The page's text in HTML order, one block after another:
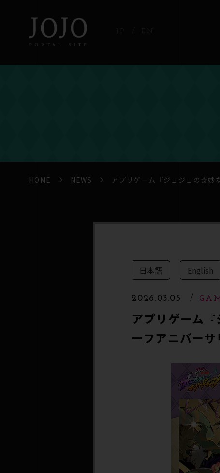
HOME NEWS アプリゲーム『ジョジョの奇妙
日本語 English
2026.03.05
アプリゲーム
ーフアニバー